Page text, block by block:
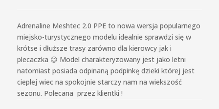
Adrenaline Meshtec 2.0 PPE to nowa wersja popularnego
miejsko-turystycznego modelu idealnie sprawdzi się w
krótse i dłuższe trasy zarówno dla kierowcy jak i
plecaczka 😉 Model charakteryzowany jest jako letni
natomiast posiada odpinaną podpinkę dzieki której jest
cieplej wiec na spokojnie starczy nam na wiekszość
sezonu. Polecana przez klientki !